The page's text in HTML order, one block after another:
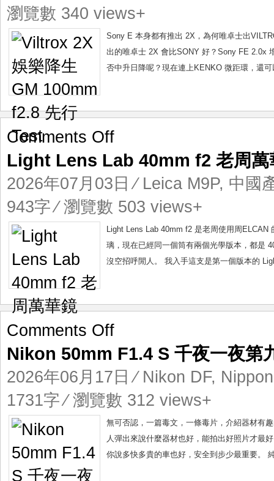
生
GM
100mm
先
瀏覽數 340 views+
Sony E 本身都有推出 2X，為何唯卓士出
出的唯卓士 2X 會比SONY 好？Sony FE 2.0x
否中升日降呢？現在連上KENKO 微距環，還
Comments Offon
Lens
40mm
f2
老
周
鏡
Light Lens Lab 40mm f2 老周萬
2026年07月03日 ⁄ Leica M9P, 中國
943字 ⁄ 瀏覽數 503 views+
Light Lens Lab 40mm f2 是老周使用周
璃，現在已經同一個筒有兩個光學版本，都是
沒空招呼閒人。 我入手這支是第一個版本的
Comments Offon
50mm
S
千
夜
一
夜
九
Nikon 50mm F1.4 S 千夜一夜第
2026年06月17日 ⁄ Nikon DF,
1731字 ⁄ 瀏覽數 312 views+
無可否認，一篇毒文，一條毒片，介紹器材有
人彈出來說什麼器材也好，能拍出好照片才最
你說多快多貴的車也好，安全到步少最重要。